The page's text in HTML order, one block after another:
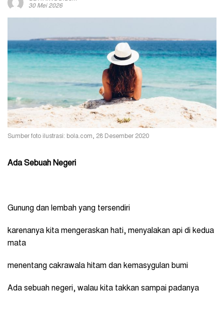
30 Mei 2026
Sumber foto ilustrasi: bola.com, 28 Desember 2020
Ada Sebuah Negeri
Gunung dan lembah yang tersendiri
karenanya kita mengeraskan hati, menyalakan api di kedua
mata
menentang cakrawala hitam dan kemasygulan bumi
Ada sebuah negeri, walau kita takkan sampai padanya